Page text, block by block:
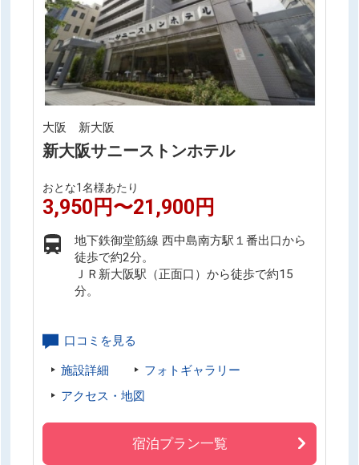
大阪 新大阪
新大阪サニーストンホテル
おとな1名様あたり
3,950円〜21,900円
地下鉄御堂筋線 西中島南方駅１番出口から
徒歩で約2分。
ＪＲ新大阪駅（正面口）から徒歩で約15
分。
口コミを見る
施設詳細
フォトギャラリー
アクセス・地図
宿泊プラン一覧